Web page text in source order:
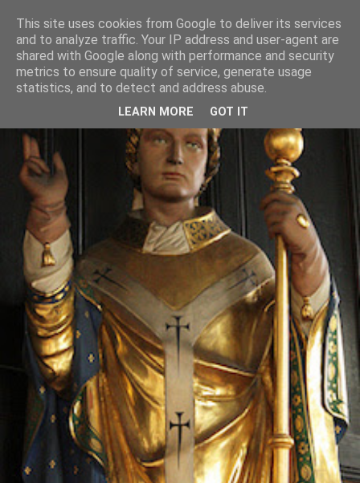
This site uses cookies from Google to deliver its services
and to analyze traffic. Your IP address and user-agent are
shared with Google along with performance and security
metrics to ensure quality of service, generate usage
statistics, and to detect and address abuse.
LEARN MORE GOT IT